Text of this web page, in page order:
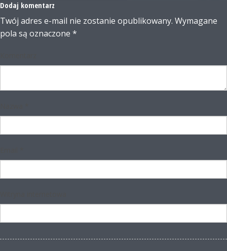
Dodaj komentarz
Twój adres e-mail nie zostanie opublikowany. Wymagane
pola są oznaczone *